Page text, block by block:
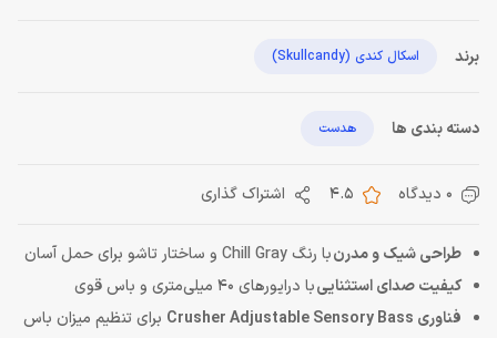
برند اسکال کندی (Skullcandy)
دسته بندی ها هدست
0 دیدگاه 4.5 اشتراک گذاری
طراحی شیک و مدرنبا رنگ Chill Gray و ساختار تاشو برای حمل آسان
کیفیت صدای استثناییبا درایورهای 40 میلی‌متری و باس قوی
فناوری
برای تنظیم میزان باس